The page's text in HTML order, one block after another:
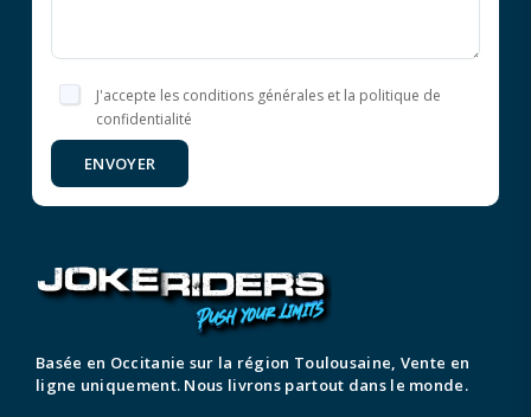
J'accepte les conditions générales et la politique de
confidentialité
ENVOYER
Basée en Occitanie sur la région Toulousaine, Vente en
ligne uniquement. Nous livrons partout dans le monde.